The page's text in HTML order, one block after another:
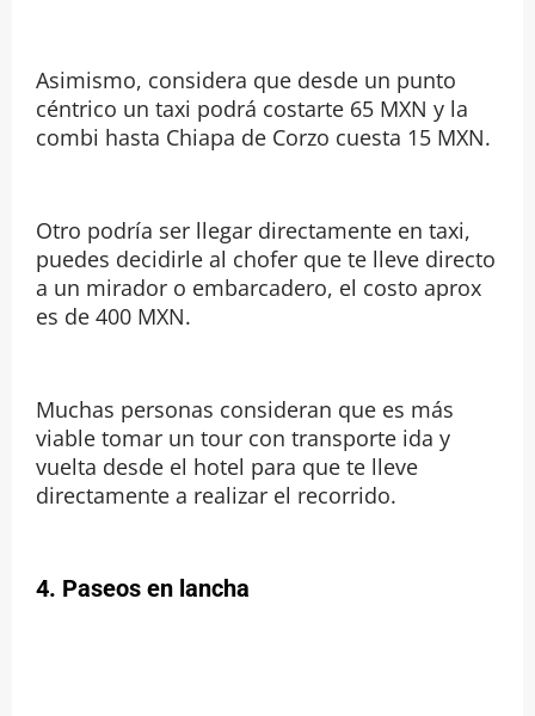
Asimismo, considera que desde un punto
céntrico un taxi podrá costarte 65 MXN y la
combi hasta Chiapa de Corzo cuesta 15 MXN.
Otro podría ser llegar directamente en taxi,
puedes decidirle al chofer que te lleve directo
a un mirador o embarcadero, el costo aprox
es de 400 MXN.
Muchas personas consideran que es más
viable tomar un tour con transporte ida y
vuelta desde el hotel para que te lleve
directamente a realizar el recorrido.
4. Paseos en lancha